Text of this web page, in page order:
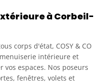
à Corbeil-
corps d'état, COSY & CO
intérieure et
espaces. Nos poseurs
fenêtres, volets et